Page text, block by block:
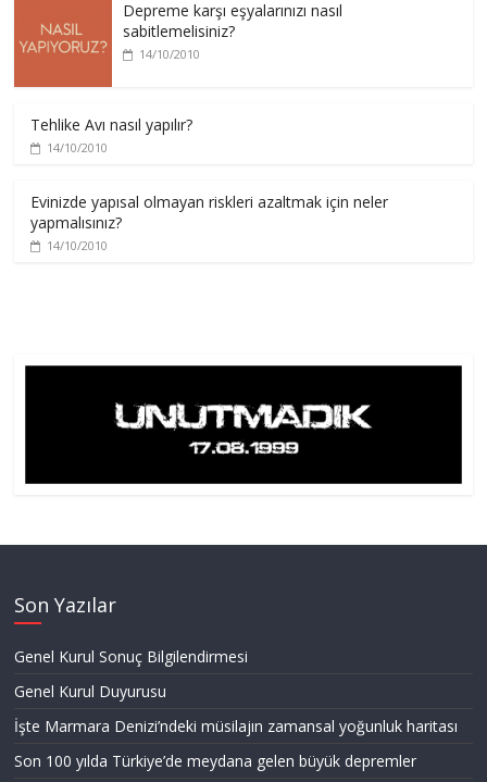
Depreme karşı eşyalarınızı nasıl
sabitlemelisiniz?
14/10/2010
Tehlike Avı nasıl yapılır?
14/10/2010
Evinizde yapısal olmayan riskleri azaltmak için neler
yapmalısınız?
14/10/2010
Son Yazılar
Genel Kurul Sonuç Bilgilendirmesi
Genel Kurul Duyurusu
İşte Marmara Denizi’ndeki müsilajın zamansal yoğunluk haritası
Son 100 yılda Türkiye’de meydana gelen büyük depremler